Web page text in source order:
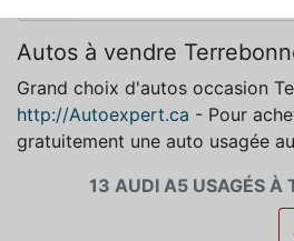
Autos à vendre
Grand choix d'autos occasion
http://Autoexpert.ca - Pour
gratuitement une auto usagée
13 AUDI A5 USAGÉS À